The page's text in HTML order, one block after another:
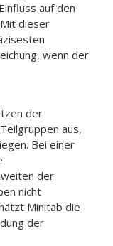
auf den
dieser
wenn der
der
aus,
Bei einer
der
nicht
Minitab die
der